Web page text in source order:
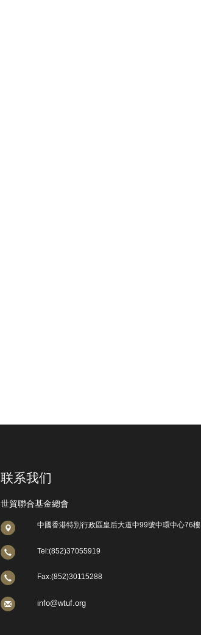
联系我们
世貿聯合基金總會
中國香港特別行政區皇后大道中99號中環中心76樓
Tel:(852)37055919
Fax:(852)30115288
info@wtuf.org